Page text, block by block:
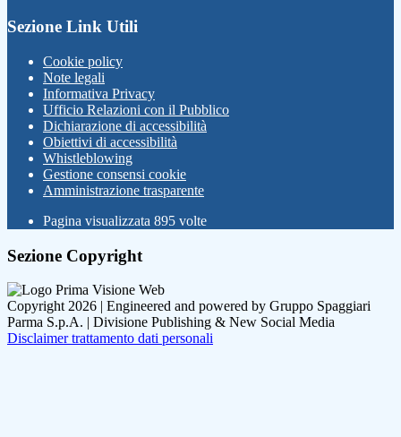
Sezione Link Utili
Cookie policy
Note legali
Informativa Privacy
Ufficio Relazioni con il Pubblico
Dichiarazione di accessibilità
Obiettivi di accessibilità
Whistleblowing
Gestione consensi cookie
Amministrazione trasparente
Pagina visualizzata 895 volte
Sezione Copyright
Copyright 2026 | Engineered and powered by Gruppo Spaggiari
Parma S.p.A. | Divisione Publishing & New Social Media
Disclaimer trattamento dati personali